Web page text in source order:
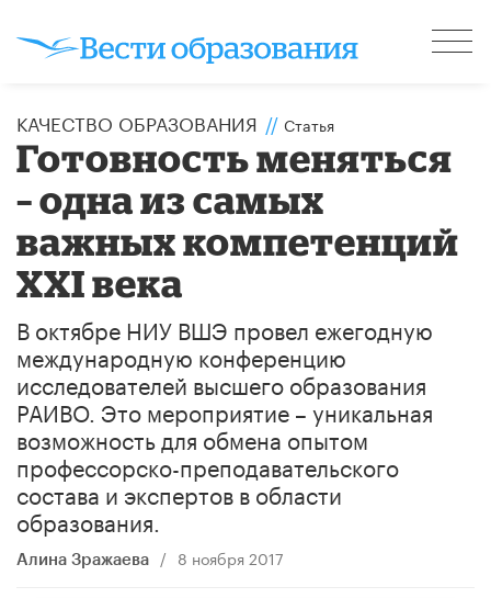
КАЧЕСТВО ОБРАЗОВАНИЯ // Статья
Готовность меняться
– одна из самых
важных компетенций
XXI века
В октябре НИУ ВШЭ провел ежегодную
международную конференцию
исследователей высшего образования
РАИВО. Это мероприятие – уникальная
возможность для обмена опытом
профессорско-преподавательского
состава и экспертов в области
образования.
Алина Зражаева / 8 ноября 2017